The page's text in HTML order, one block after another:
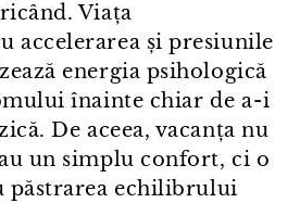
Viața
accelerarea și presiunile
energia psihologică
înainte chiar de a⁠-⁠i
De aceea, vacanța nu
un simplu confort, ci o
păstrarea echilibrului